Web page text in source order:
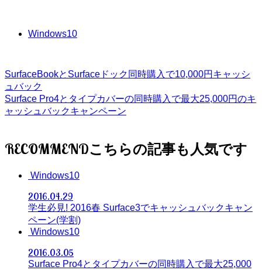
Windows10
SurfaceBookとSurfaceドック同時購入で10,000円キャッシ
ュバック
Surface Pro4とタイプカバーの同時購入で最大25,000円のキ
ャッシュバックキャンペーン
RECOMMEND
Windows10
2016.04.29
学生必見! 2016春 Surface3でキャッシュバックキャン
ペーン(学割)
Windows10
2016.03.05
Surface Pro4とタイプカバーの同時購入で最大25,000